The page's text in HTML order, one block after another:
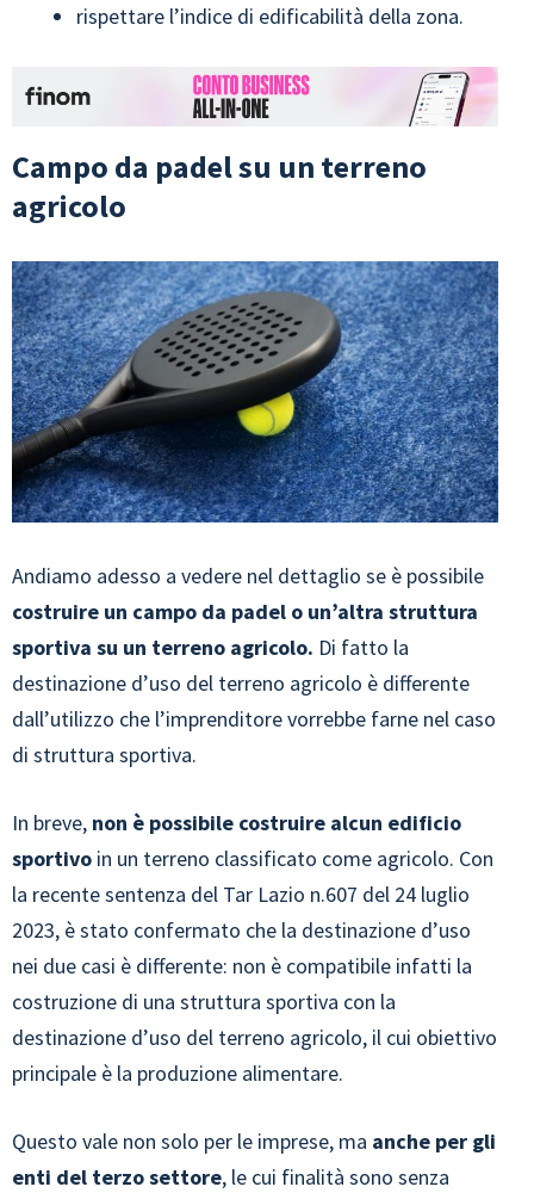
rispettare l’indice di edificabilità della zona.
Campo da padel su un terreno
agricolo
Andiamo adesso a vedere nel dettaglio se è possibile
costruire un campo da padel o un’altra struttura
sportiva su un terreno agricolo. Di fatto la
destinazione d’uso del terreno agricolo è differente
dall’utilizzo che l’imprenditore vorrebbe farne nel caso
di struttura sportiva.
In breve, non è possibile costruire alcun edificio
sportivo in un terreno classificato come agricolo. Con
la recente sentenza del Tar Lazio n.607 del 24 luglio
2023, è stato confermato che la destinazione d’uso
nei due casi è differente: non è compatibile infatti la
costruzione di una struttura sportiva con la
destinazione d’uso del terreno agricolo, il cui obiettivo
principale è la produzione alimentare.
Questo vale non solo per le imprese, ma anche per gli
enti del terzo settore, le cui finalità sono senza